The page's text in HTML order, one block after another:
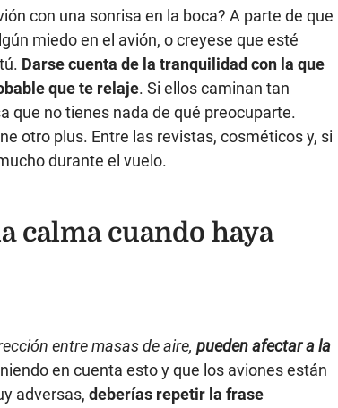
con una sonrisa en la boca? A parte de que
miedo en el avión, o creyese que esté
Darse cuenta de la tranquilidad con la que
que te relaje. Si ellos caminan tan
que no tienes nada de qué preocuparte.
otro plus. Entre las revistas, cosméticos y, si
durante el vuelo.
calma cuando haya
entre masas de aire, pueden afectar a la
en cuenta esto y que los aviones están
adversas, deberías repetir la frase